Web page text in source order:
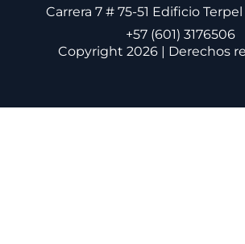
Carrera 7 # 75-51 Edificio
+57 (601) 3176506
Copyright 2026 | Derechos